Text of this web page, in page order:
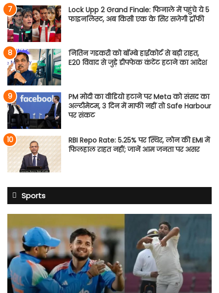
Lock Upp 2 Grand Finale: फिनाले में पहुंचे ये 5
फाइनलिस्ट, अब किसी एक के सिर सजेगी ट्रॉफी
नितिन गडकरी को बॉम्बे हाईकोर्ट से बड़ी राहत,
E20 विवाद से जुड़े डीपफेक कंटेंट हटाने का आदेश
PM मोदी का वीडियो हटाने पर Meta को संसद का
अल्टीमेटम, 3 दिन में माफी नहीं तो Safe Harbour
पर संकट
RBI Repo Rate: 5.25% पर स्थिर, लोन की EMI में
फिलहाल राहत नहीं; जानें आम जनता पर असर
Sports
गिल
की
में
4
नेट
बॉलर्स